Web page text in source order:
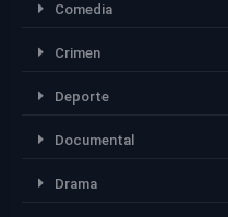
Comedia
Crimen
Deporte
Documental
Drama